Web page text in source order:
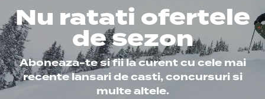
Nu ratati ofertele
de sezon
Aboneaza-te si fii la curent cu cele mai
recente lansari de casti, concursuri si
multe altele.